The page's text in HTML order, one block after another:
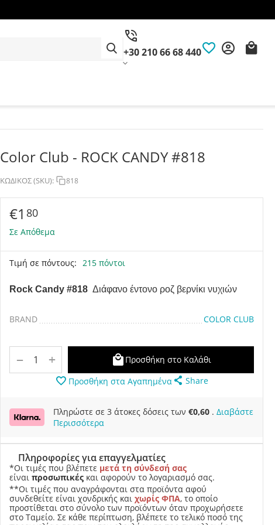
+30 210 66 68 440
Color Club - ROCK CANDY #818
ΚΩΔΙΚΟΣ (SKU): 818
€1 80
Σε Απόθεμα
Τιμή σε πόντους: 215 πόντοι
Rock Candy #818 Διάφανο έντονο ροζ βερνίκι νυχιών
BRAND COLOR CLUB
+
−
Προσθήκη στο Καλάθι
Προσθήκη στα Αγαπημένα
Share
Πληρώστε σε 3 άτοκες δόσεις των €0,60 . Διαβάστε
Περισσότερα
Πληροφορίες για επαγγελματίες
*Οι τιμές που βλέπετε μετά τη σύνδεσή σας
είναι προσωπικές και αφορούν το λογαριασμό σας.
**Οι τιμές που αναγράφονται στα προϊόντα αφού
συνδεθείτε είναι χονδρικής και χωρίς ΦΠΑ, το οποίο
προστίθεται στο σύνολο των προϊόντων όταν προχωρήσετε
στο Ταμείο. Σε κάθε περίπτωση, βλέπετε το τελικό ποσό της